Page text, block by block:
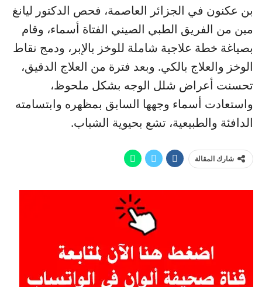
بن عكنون في الجزائر العاصمة، فحص الدكتور ليانغ
مين من الفريق الطبي الصيني الفتاة أسماء، وقام
بصياغة خطة علاجية شاملة للوخز بالإبر، ودمج نقاط
الوخز والعلاج بالكي. وبعد فترة من العلاج الدقيق،
تحسنت أعراض شلل الوجه بشكل ملحوظ،
واستعادت أسماء وجهها السابق بمظهره وابتسامته
الدافئة والطبيعية، تشع بحيوية الشباب.
شارك المقالة